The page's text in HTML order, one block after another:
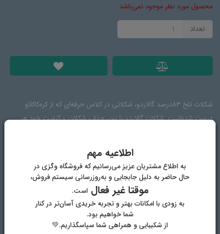
محصول مورد نظر موجود نمی‌باشد.
تعداد
شکلات تلخ 83درصد گالاردو، شکلاتی در کلاس حرفه‌ای که از کره‌کاکائو
درست شده‌است. شکلات گالاردو با بوی جذاب شکلات و کیفیت خود هر
ترکیبات دیدگاه‌ها
خمیر کاکائو، شکر، کره کاکائو، پودر کاکائو، امولسیفایر، لیسیتین، وانیل
اطلاعیه مهم
به اطلاع مشتریان عزیز می‌رسانیم که فروشگاه وگزی در
حال حاضر به دلیل جابجایی و به‌روزرسانی سیستم فروش،
موقتا غیر فعالاست.
به زودی با امکانات بهتر و تجربه خریدی آسان‌تر در کنار
شما خواهیم بود.
از شکیبایی و همراهی شما سپاسگذاریم.💚